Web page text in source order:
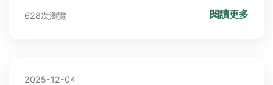
628次瀏覽 閱讀更多
2025-12-04